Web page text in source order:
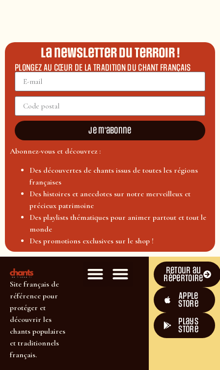
La newsletter du terroir !
PLONGEZ AU CŒUR DE LA TRADITION DU CHANT FRANÇAIS
Je m'abonne
Abonnez-vous et découvrez :
Des découvertes de chants issus de toutes les régions
françaises
Des histoires et anecdotes sur notre merveilleux et
précieux patrimoine
Des playlists thématiques pour animer partout et tout le
monde
Des promotions exclusives sur le shop !
Site français de
référence pour
protéger et
découvrir les
chants populaires
et traditionnels
français.
Retour au
répertoire
Apple
Store
plays
store